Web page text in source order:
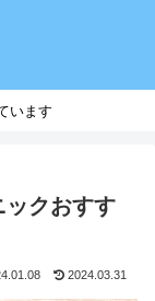
います
ックおすす
2024.03.31